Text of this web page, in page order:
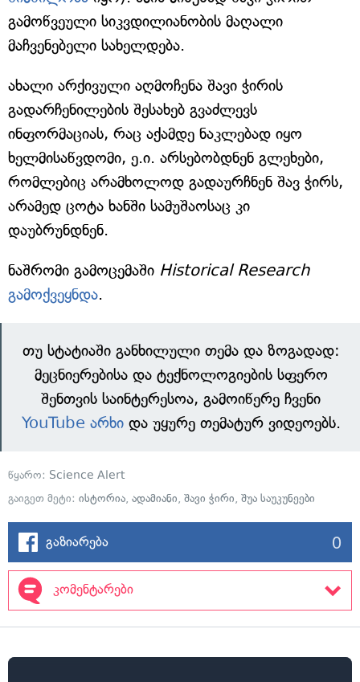
გამოწვეული სიკვდილიანობის მაღალი
მაჩვენებელი სახელდება.
ახალი არქივული აღმოჩენა შავი ჭირის
გადარჩენილების შესახებ გვაძლევს
ინფორმაციას, რაც აქამდე ნაკლებად იყო
ხელმისაწვდომი, ე.ი. არსებობდნენ გლეხები,
რომლებიც არამხოლოდ გადაურჩნენ შავ ჭირს,
არამედ ცოტა ხანში სამუშაოსაც კი
დაუბრუნდნენ.
ნაშრომი გამოცემაში Historical Research
გამოქვეყნდა.
თუ სტატიაში განხილული თემა და ზოგადად:
მეცნიერებისა და ტექნოლოგიების სფერო
შენთვის საინტერესოა, გამოიწერე ჩვენი
YouTube არხიდა უყურე თემატურ ვიდეოებს.
წყარო: Science Alert
გაიგეთ მეტი: ისტორია, ადამიანი, შავი ჭირი, შუა საუკუნეები
გაზიარება 0
კომენტარები